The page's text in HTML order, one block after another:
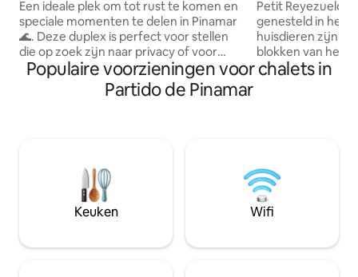
Duplex 'Del Mar'
Een ideale plek om tot rust te komen en
speciale momenten te delen in Pinamar
🌊. Deze duplex is perfect voor stellen
die op zoek zijn naar privacy of voor
gezinnen die willen ontspannen en
overal dicht bij willen zijn. Hij biedt een
combinatie van rust, comfort en een
wanneer je terugkeert van het strand,
en een kleine patio met een grill om een
goede barbecue te maken🔥. Je ideale
plek om een paar dagen in Pinamar door
slaapkamers.
Petit Reyezuelo is
genesteld in het
huisdieren zijn
blokken van het
blokken van het
kabelzenders en
Keuken met
Terras met grill
hout om te
Populaire voorzieningen voor chalets in
Partido de Pinamar
Keuken Wifi